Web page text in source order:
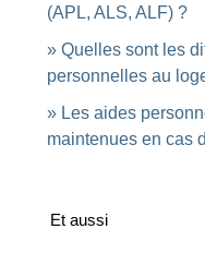
(APL, ALS, ALF) ?
Quelles sont les
personnelles au
Les aides
maintenues en cas
Et aussi